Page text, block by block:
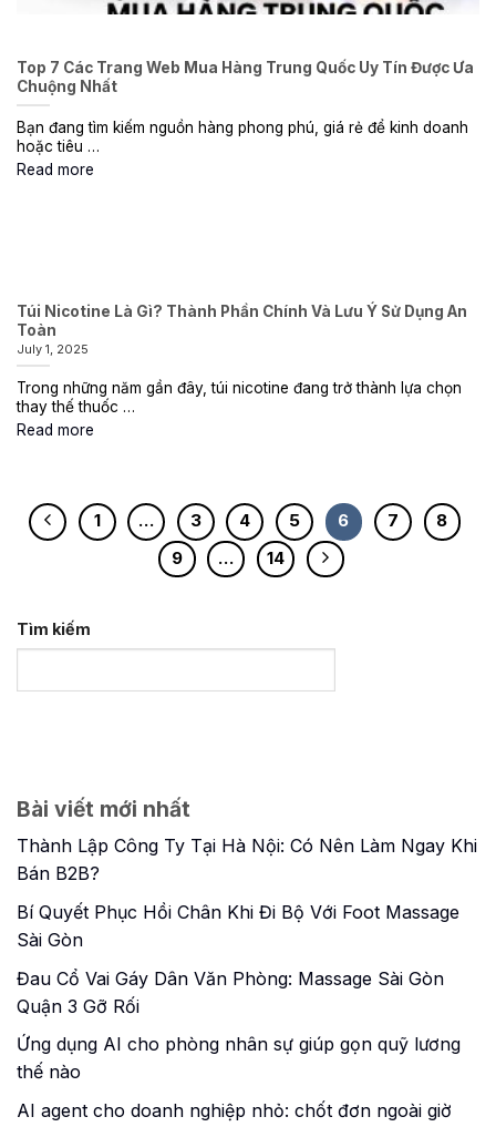
Tìm kiếm
Bài viết mới nhất
Thành Lập Công Ty Tại Hà Nội: Có Nên Làm Ngay Khi
Bán B2B?
Bí Quyết Phục Hồi Chân Khi Đi Bộ Với Foot Massage
Sài Gòn
Đau Cổ Vai Gáy Dân Văn Phòng: Massage Sài Gòn
Quận 3 Gỡ Rối
Ứng dụng AI cho phòng nhân sự giúp gọn quỹ lương
thế nào
AI agent cho doanh nghiệp nhỏ: chốt đơn ngoài giờ
Top 7 Các Trang Web Mua Hàng Trung Quốc Uy Tín Được Ưa
Chuộng Nhất
Bạn đang tìm kiếm nguồn hàng phong phú, giá rẻ để kinh doanh
hoặc tiêu …
Read more
Túi Nicotine Là Gì? Thành Phần Chính Và Lưu Ý Sử Dụng An
Toàn
July 1, 2025
Trong những năm gần đây, túi nicotine đang trở thành lựa chọn
thay thế thuốc …
Read more
1 … 3 4 5 6 7
8
9
… 14